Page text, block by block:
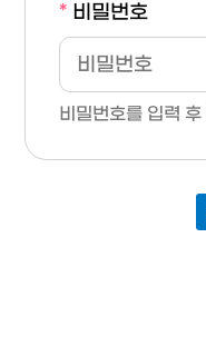
* 비밀번호
비밀번호를 입력